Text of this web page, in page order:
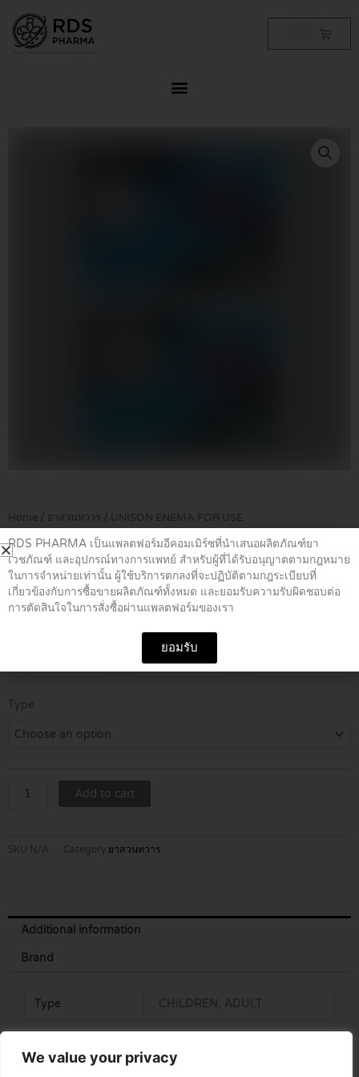
We value your privacy
content
Cart
Home / ยาสวนทวาร / UNISON ENEMA FOR USE
UNISON ENEMA FOR USE
฿75.00
Type
UNISON
FOR
Add to cart
SKU N/A Category ยาสวนทวาร
Additional information
Brand
Type CHILDREN, ADULT
RDS PHARMA เป็นแพลตฟอร์มอีคอมเมิร์ซที่นำเสนอผลิตภัณฑ์ยา
เวชภัณฑ์ และอุปกรณ์ทางการแพทย์ สำหรับผู้ที่ได้รับอนุญาตตามกฎหมาย
ในการจำหน่ายเท่านั้น ผู้ใช้บริการตกลงที่จะปฏิบัติตามกฎระเบียบที่
เกี่ยวข้องกับการซื้อขายผลิตภัณฑ์ทั้งหมด และยอมรับความรับผิดชอบต่อ
การตัดสินใจในการสั่งซื้อผ่านแพลตฟอร์มของเรา
ยอมรับ